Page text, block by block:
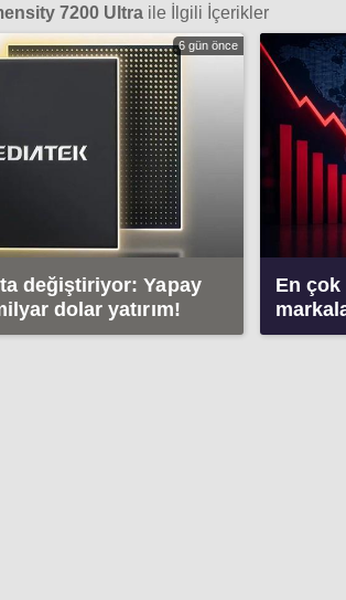
7200 Ultra ile İlgili İçerikler
6 gün önce
değiştiriyor: Yapay
dolar yatırım!
En çok